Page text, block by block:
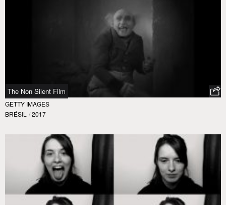
The Non Silent Film
GETTY IMAGES
BRÉSIL / 2017